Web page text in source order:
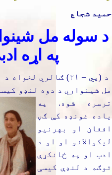
حمید شجاع
د سوله مل
په اړه
د (پي – ۲۱) ګالري
مل شینواري د دوه لنډو
ترسره شوه. په
یاده غونډه کې ګڼ
افغان او بهرنیو
لیکوالانو او او د
ادب او په ځانکړې
توګه د لنډې کیسې